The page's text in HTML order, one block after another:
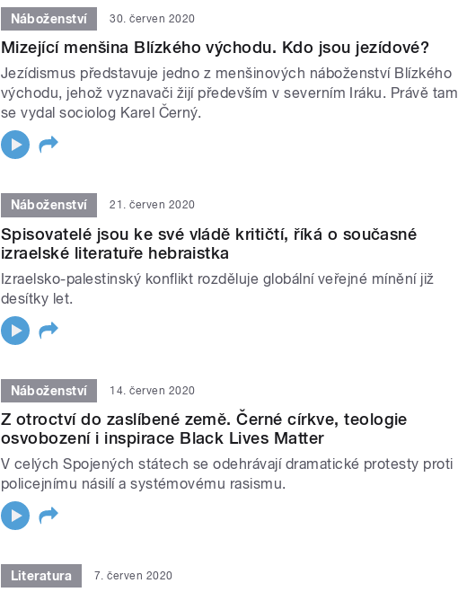
Náboženství 30. červen 2020
Mizející menšina Blízkého východu. Kdo jsou jezídové?
Jezídismus představuje jedno z menšinových náboženství Blízkého
východu, jehož vyznavači žijí především v severním Iráku. Právě tam
se vydal sociolog Karel Černý.
Náboženství 21. červen 2020
Spisovatelé jsou ke své vládě kritičtí, říká o současné
izraelské literatuře hebraistka
Izraelsko-palestinský konflikt rozděluje globální veřejné mínění již
desítky let.
Náboženství 14. červen 2020
Z otroctví do zaslíbené země. Černé církve, teologie
osvobození i inspirace Black Lives Matter
V celých Spojených státech se odehrávají dramatické protesty proti
policejnímu násilí a systémovému rasismu.
Literatura 7. červen 2020